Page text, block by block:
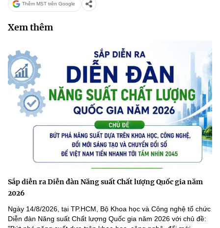
Thêm MST trên Google
Xem thêm
Sắp diễn ra Diễn đàn Năng suất Chất lượng Quốc gia năm
2026
Ngày 14/8/2026, tại TP.HCM, Bộ Khoa học và Công nghệ tổ chức
Diễn đàn Năng suất Chất lượng Quốc gia năm 2026 với chủ đề: